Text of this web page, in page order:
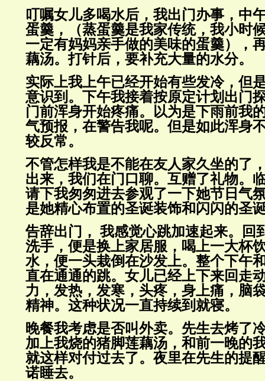
叮嘱女儿多喝水后，我出门办事，中
蛋羹，（蒸蛋羹是我家传统，我小时
一定有妈妈亲手做的美味的蛋羹），
藕汤。打针后，要补充大量的水分。
实际上我上午已经开始有些发冷，但
意识到。下午我接着按原定计划出门
门前浑身开始疼痛。以为是下雨前我
气预报，在警告我呢。但是如此浑身
较反常。
不管怎样我是不能在友人家久坐的了
出来，我们在门口聊。互赠了礼物。
请下我匆匆进去参观了一下她节日气
是她精心布置的圣诞装饰和闪闪的圣
告辞出门， 我感觉心跳加速起来。回
洗手，便是换上家居服，喝上一大杯
水，便一头栽倒在沙发上。整个下午
直在通通的跳。女儿已经上下来回走
力，发热，发寒，头疼，身上痛，脑
精神。这种状况一直持续到就寝。
晚餐我考虑是否叫外卖。先生去烤了
加上我烧的猪脚莲藕汤，和前一晚的
就这样对付过去了。夜里在先生的提
诺睡去。